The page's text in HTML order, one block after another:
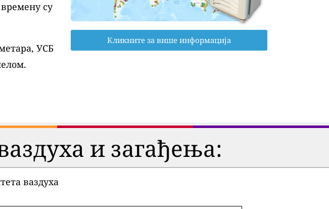
су
УСБ
Кликните за више информација
и загађења:
ваздуха